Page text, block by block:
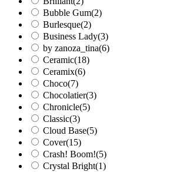
Черный(1)
Bubble Gum(2)
Burlesque(2)
Business Lady(3)
by zanoza_tina(6)
Ceramic(18)
Ceramix(6)
Choco(7)
Chocolatier(3)
Chronicle(5)
Classic(3)
Cloud Base(5)
Cover(15)
Crash! Boom!(5)
Crystal Bright(1)